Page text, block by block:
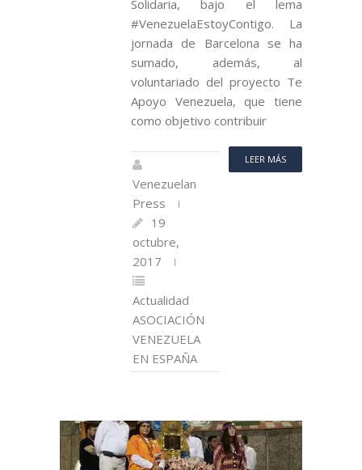
Solidaria, bajo el lema
#VenezuelaEstoyContigo. La
jornada de Barcelona se ha
sumado, además, al
voluntariado del proyecto Te
Apoyo Venezuela, que tiene
como objetivo contribuir
LEER MÁS
Venezuelan
Press
19
octubre,
2017
Actualidad
ASOCIACIÓN
VENEZUELA
EN ESPAÑA